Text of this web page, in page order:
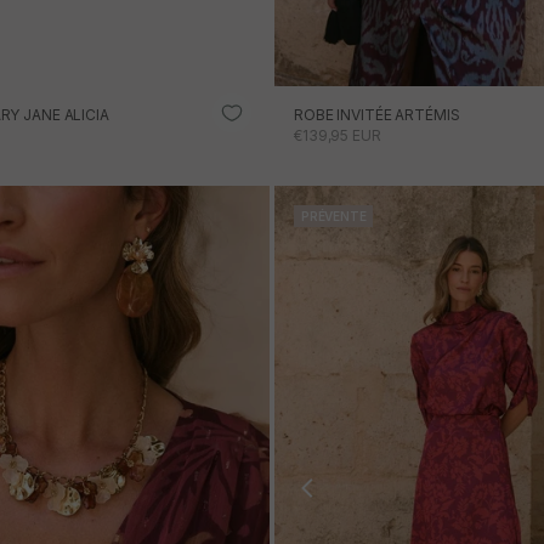
JANE ALICIA
ROBE INVITÉE ARTÉMIS
PRIX PROMOTIONNEL
€139,95 EUR